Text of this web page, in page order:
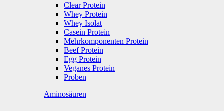
Clear Protein
Whey Protein
Whey Isolat
Casein Protein
Mehrkomponenten Protein
Beef Protein
Egg Protein
Veganes Protein
Proben
Aminosäuren